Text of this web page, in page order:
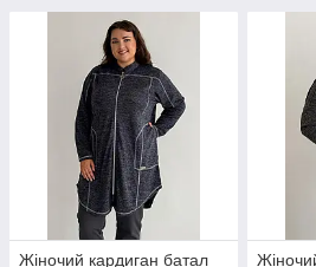
Жіночий кардиган батал